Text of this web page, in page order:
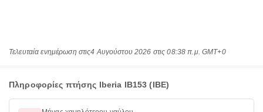
Τελευταία ενημέρωση στις4 Αυγούστου 2026 στις 08:38 π.μ. GMT+0
Πληροφορίες πτήσης Iberia IB153 (IBE)